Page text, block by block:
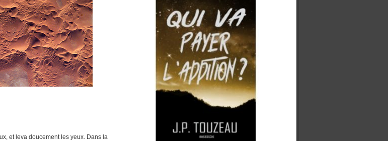
et leva doucement les yeux. Dans la